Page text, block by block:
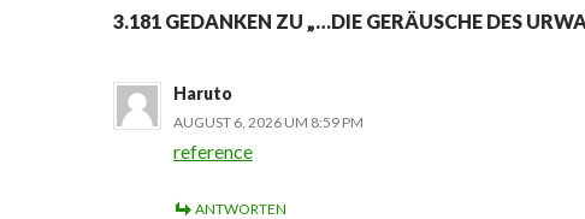
3.181 GEDANKEN ZU „…DIE GERÄUSCHE DES
Haruto
AUGUST 6, 2026 UM 8:59 PM
reference
ANTWORTEN